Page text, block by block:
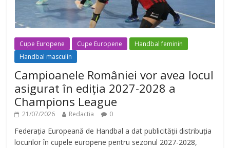
Cupe Europene Cupe Europene
Handbal feminin
Handbal masculin
Campioanele României vor avea locul
asigurat în ediția 2027-2028 a
Champions League
21/07/2026 Redactia 0
Federația Europeană de Handbal a dat publicității distribuția
locurilor în cupele europene pentru sezonul 2027-2028,